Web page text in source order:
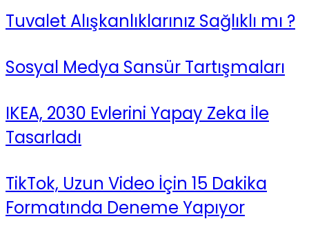
Tuvalet Alışkanlıklarınız Sağlıklı mı ?
Sosyal Medya Sansür Tartışmaları
IKEA, 2030 Evlerini Yapay Zeka İle
Tasarladı
TikTok, Uzun Video İçin 15 Dakika
Formatında Deneme Yapıyor